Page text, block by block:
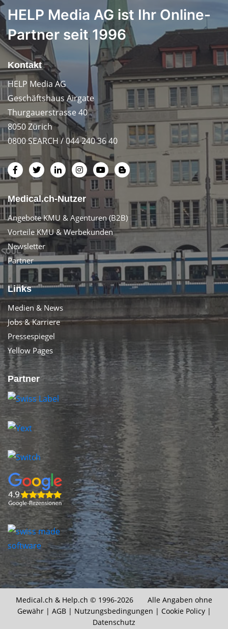
HELP Media AG ist Ihr Online-
Partner seit 1996
Kontakt
HELP Media AG
Geschäftshaus Airgate
Thurgauerstrasse 40
8050 Zürich
0800 SEARCH / 044 240 36 40
Medical.ch-Nutzer
Angebote KMU & Agenturen (B2B)
Vorteile KMU & Werbekunden
Newsletter
Partner
Links
Medien & News
Jobs & Karriere
Pressespiegel
Yellow Pages
Partner
Medical.ch & Help.ch © 1996-2026 Alle Angaben ohne
Gewähr | AGB| Nutzungsbedingungen | Cookie Policy|
Datenschutz